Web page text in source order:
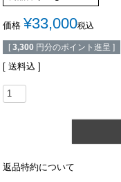
価格 ¥33,000税込
[ 3,300 円分のポイント進呈 ]
送料込
返品特約について